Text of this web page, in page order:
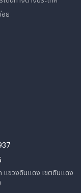
ย
แขวงดินแดง เขตดินแดง